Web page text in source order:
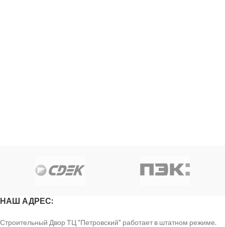
НАШ АДРЕС:
Строительный Двор ТЦ "Петровский" работает в штатном режиме.